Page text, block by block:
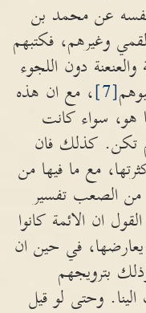
عن محمد بن
وغيرهم، فكتبهم
والعنعنة دون اللجوء
[7]
، مع ان هذه
هو، سواء كانت
تكن. كذلك فان
مع ما فيها من
من الصعب تفسير
ان الائمة كانوا
في حين ان
بترويجهم
وحتى لو قيل